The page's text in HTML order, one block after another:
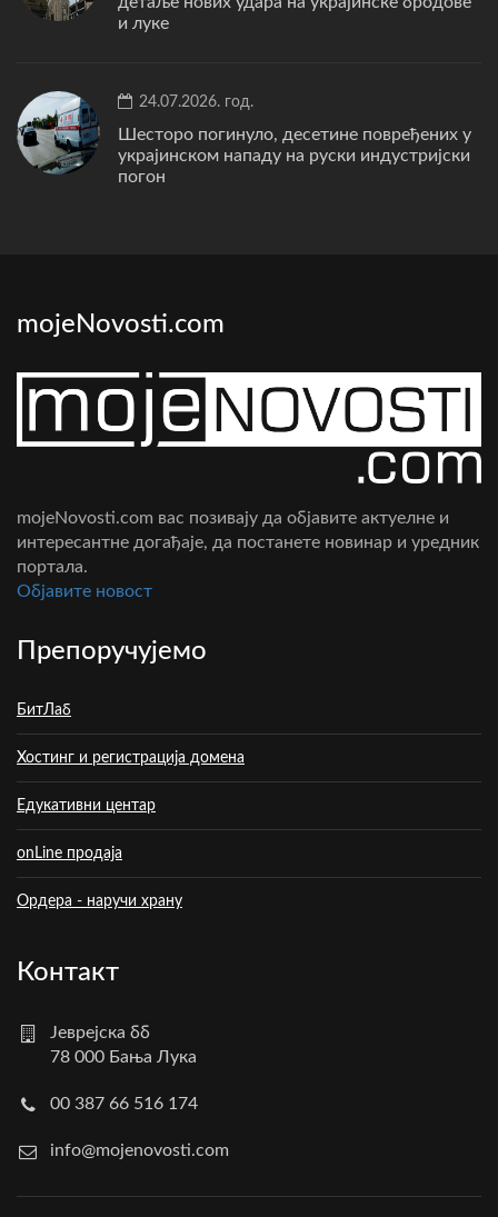
и луке
24.07.2026. год.
Шесторо погинуло, десетине повређених у
украјинском нападу на руски индустријски
погон
mojeNovosti.com
mojeNovosti.com вас позивају да објавите актуелне и
интересантне догађаје, да постанете новинар и уредник
портала.
Oбјавите новост
Препоручујемо
БитЛаб
Хостинг и регистрација домена
Едукативни центар
onLine продаја
Ордера - наручи храну
Контакт
Јеврејска бб
78 000 Бања Лука
00 387 66 516 174
info@mojenovosti.com